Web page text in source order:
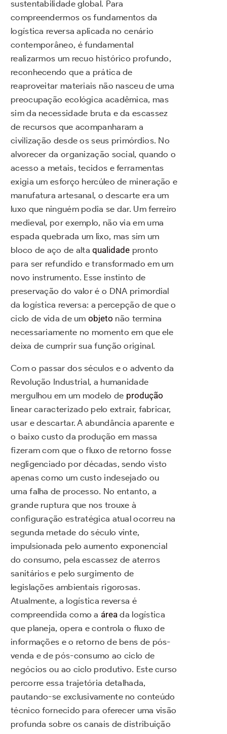
sustentabilidade global. Para
compreendermos os fundamentos da
logística reversa aplicada no cenário
contemporâneo, é fundamental
realizarmos um recuo histórico profundo,
reconhecendo que a prática de
reaproveitar materiais não nasceu de uma
preocupação ecológica acadêmica, mas
sim da necessidade bruta e da escassez
de recursos que acompanharam a
civilização desde os seus primórdios. No
alvorecer da organização social, quando o
acesso a metais, tecidos e ferramentas
exigia um esforço hercúleo de mineração e
manufatura artesanal, o descarte era um
luxo que ninguém podia se dar. Um ferreiro
medieval, por exemplo, não via em uma
espada quebrada um lixo, mas sim um
bloco de aço de altaqualidade pronto
para ser refundido e transformado em um
novo instrumento. Esse instinto de
preservação do valor é o DNA primordial
da logística reversa: a percepção de que o
ciclo de vida de umobjeto não termina
necessariamente no momento em que ele
deixa de cumprir sua função original.
Com o passar dos séculos e o advento da
Revolução Industrial, a humanidade
mergulhou em um modelo de produção
linear caracterizado pelo extrair, fabricar,
usar e descartar. A abundância aparente e
o baixo custo da produção em massa
fizeram com que o fluxo de retorno fosse
negligenciado por décadas, sendo visto
apenas como um custo indesejado ou
uma falha de processo. No entanto, a
grande ruptura que nos trouxe à
configuração estratégica atual ocorreu na
segunda metade do século vinte,
impulsionada pelo aumento exponencial
do consumo, pela escassez de aterros
sanitários e pelo surgimento de
legislações ambientais rigorosas.
Atualmente, a logística reversa é
compreendida como a área da logística
que planeja, opera e controla o fluxo de
informações e o retorno de bens de pós-
venda e de pós-consumo ao ciclo de
negócios ou ao ciclo produtivo. Este curso
percorre essa trajetória detalhada,
pautando-se exclusivamente no conteúdo
técnico fornecido para oferecer uma visão
profunda sobre os canais de distribuição